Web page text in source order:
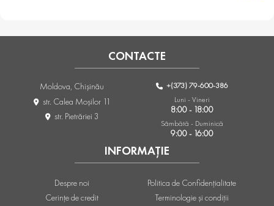
INFORMAȚIE
Despre noi
Cerințe de credit
Politica de Confidențialitate
Terminologie și condiții
CONTACTE
Moldova, Chişinău
str. Calea Moşilor 11
str. Pietrăriei 3
+(373) 79-600-386
Luni - Vineri
8:00 - 18:00
Sâmbătă - Duminică
9:00 - 16:00